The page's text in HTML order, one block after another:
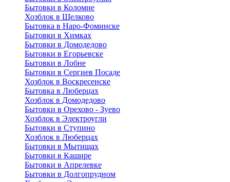
Бытовки в Коломне
Хозблок в Щелково
Бытовка в Наро-Фоминске
Бытовки в Химках
Бытовки в Домодедово
Бытовки в Егорьевске
Бытовки в Лобне
Бытовки в Сергиев Посаде
Хозблок в Воскресенске
Бытовка в Люберцах
Хозблок в Домодедово
Бытовки в Орехово - Зуево
Хозблок в Электроугли
Бытовки в Ступино
Хозблок в Люберцах
Бытовки в Мытищах
Бытовки в Кашире
Бытовки в Апрелевке
Бытовки в Долгопрудном